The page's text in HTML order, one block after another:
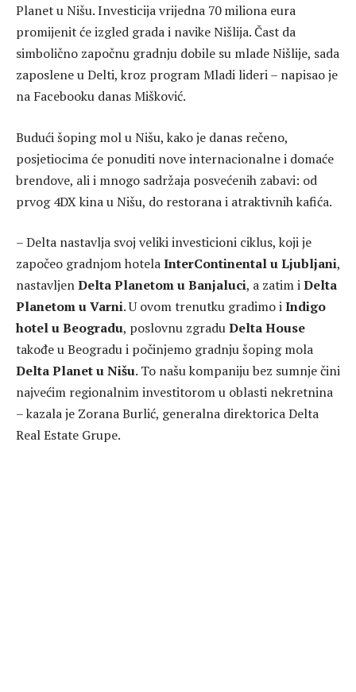
Planet u Nišu. Investicija vrijedna 70 miliona eura
promijenit će izgled grada i navike Nišlija. Čast da
simbolično započnu gradnju dobile su mlade Nišlije, sada
zaposlene u Delti, kroz program Mladi lideri – napisao je
na Facebooku danas Mišković.
Budući šoping mol u Nišu, kako je danas rečeno,
posjetiocima će ponuditi nove internacionalne i domaće
brendove, ali i mnogo sadržaja posvećenih zabavi: od
prvog 4DX kina u Nišu, do restorana i atraktivnih kafića.
– Delta nastavlja svoj veliki investicioni ciklus, koji je
započeo gradnjom hotelaInterContinental u Ljubljani,
nastavljenDelta Planetom u Banjaluci, a zatim iDelta
Planetom u Varni. U ovom trenutku gradimo iIndigo
hotel u Beogradu, poslovnu zgraduDelta House
takođe u Beogradu i počinjemo gradnju šoping mola
Delta Planet u Nišu. To našu kompaniju bez sumnje čini
najvećim regionalnim investitorom u oblasti nekretnina
– kazala je Zorana Burlić, generalna direktorica Delta
Real Estate Grupe.